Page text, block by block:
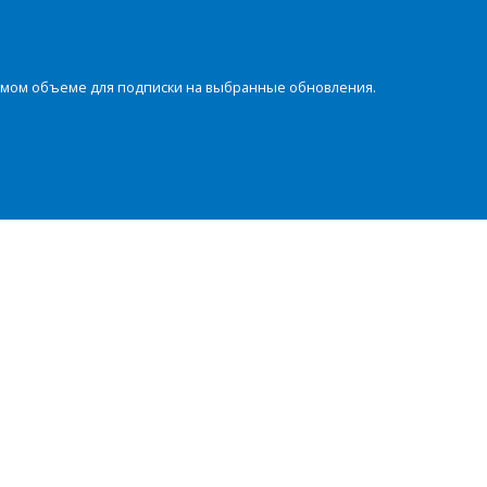
объеме для подписки на выбранные обновления.